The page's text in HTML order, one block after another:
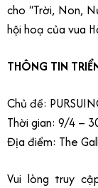
cho “Trời, Non,
hội hoạ của vua
THÔNG TIN
Chủ đề:
Thời gian: 9/4 –
Địa điểm: The
Vui lòng truy